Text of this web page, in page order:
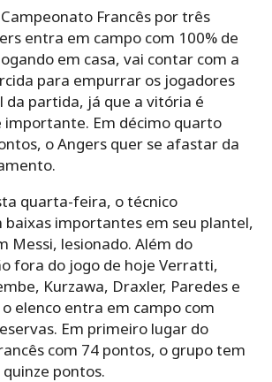
Francês por três
entra em campo com 100% de
em casa, vai contar com a
para empurrar os jogadores
da partida, já que a vitória é
Em décimo quarto
o Angers quer se afastar da
quarta-feira, o técnico
baixas importantes em seu plantel,
Messi, lesionado. Além do
fora do jogo de hoje Verratti,
Kurzawa, Draxler, Paredes e
o elenco entra em campo com
Em primeiro lugar do
com 74 pontos, o grupo tem
pontos.